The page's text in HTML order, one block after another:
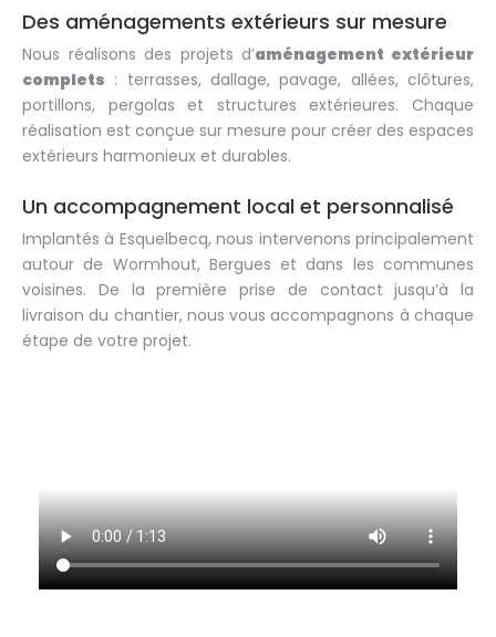
Des aménagements extérieurs sur mesure
Nous réalisons des projets d’aménagement extérieur
complets : terrasses, dallage, pavage, allées, clôtures,
portillons, pergolas et structures extérieures. Chaque
réalisation est conçue sur mesure pour créer des espaces
extérieurs harmonieux et durables.
Un accompagnement local et personnalisé
Implantés à Esquelbecq, nous intervenons principalement
autour de Wormhout, Bergues et dans les communes
voisines. De la première prise de contact jusqu’à la
livraison du chantier, nous vous accompagnons à chaque
étape de votre projet.